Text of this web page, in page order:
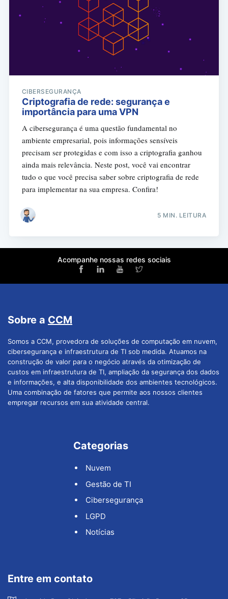
CIBERSEGURANÇA
Criptografia de rede: segurança e
importância para uma VPN
A cibersegurança é uma questão fundamental no
ambiente empresarial, pois informações sensíveis
precisam ser protegidas e com isso a criptografia ganhou
ainda mais relevância. Neste post, você vai encontrar
tudo o que você precisa saber sobre criptografia de rede
para implementar na sua empresa. Confira!
5 MIN. LEITURA
Acompanhe nossas redes sociais
Sobre a CCM
Somos a CCM, provedora de soluções de computação em nuvem,
cibersegurança e infraestrutura de TI sob medida. Atuamos na
construção de valor para o negócio através da otimização de
custos em infraestrutura de TI, ampliação da segurança dos dados
e informações, e alta disponibilidade dos ambientes tecnológicos.
Uma combinação de fatores que permite aos nossos clientes
empregar recursos em sua atividade central.
Categorias
Nuvem
Gestão de TI
Cibersegurança
LGPD
Notícias
Entre em contato